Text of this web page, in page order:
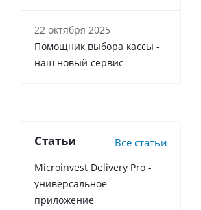
22 октября 2025
Помощник выбора кассы -
наш новый сервис
Статьи Все статьи
Microinvest Delivery Pro -
универсальное
приложение